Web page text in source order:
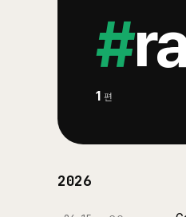
#
1 편
2026